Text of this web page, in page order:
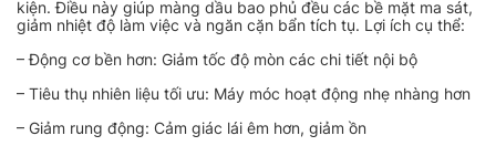
kiện. Điều này giúp màng dầu bao phủ đều các bề mặt ma sát,
giảm nhiệt độ làm việc và ngăn cặn bẩn tích tụ. Lợi ích cụ thể:
– Động cơ bền hơn: Giảm tốc độ mòn các chi tiết nội bộ
– Tiêu thụ nhiên liệu tối ưu: Máy móc hoạt động nhẹ nhàng hơn
– Giảm rung động: Cảm giác lái êm hơn, giảm ồn